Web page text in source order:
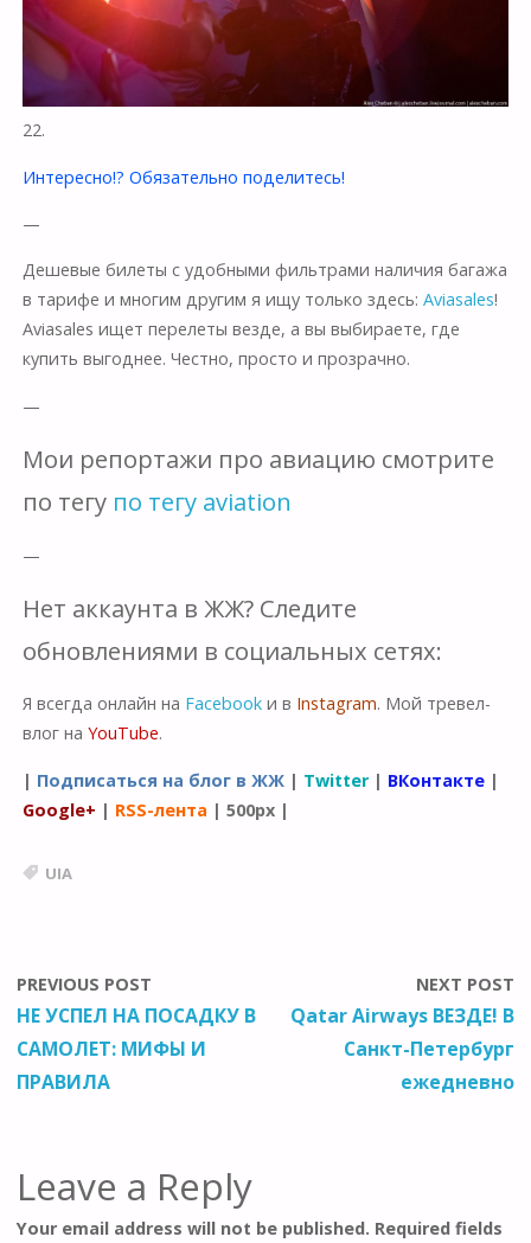
22.
Интересно!? Обязательно поделитесь!
—
Дешевые билеты с удобными фильтрами наличия багажа
в тарифе и многим другим я ищу только здесь: Aviasales!
Aviasales ищет перелеты везде, а вы выбираете, где
купить выгоднее. Честно, просто и прозрачно.
—
Мои репортажи про авиацию смотрите
по тегу по тегу aviation
—
Нет аккаунта в ЖЖ? Следите
обновлениями в социальных сетях:
Я всегда онлайн на Facebookи в Instagram. Мой тревел-
влог на YouTube.
| Подписаться на блог в ЖЖ| Twitter| ВКонтакте|
Google+ | RSS-лента | 500px|
UIA
PREVIOUS POST
НЕ УСПЕЛ НА ПОСАДКУ В
САМОЛЕТ: МИФЫ И
ПРАВИЛА
NEXT POST
Qatar Airways ВЕЗДЕ! В
Санкт-Петербург
ежедневно
Leave a Reply
Your email address will not be published. Required fields